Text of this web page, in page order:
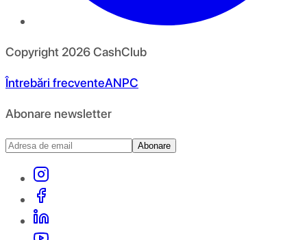
Copyright 2026CashClub
Întrebări frecventeANPC
Abonare newsletter
Abonare